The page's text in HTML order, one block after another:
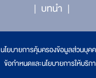
บทนำ
นโยบายการคุ้มครองข้อมูลส่วนบุค
ข้อกำหนดและนโยบายการให้บริก